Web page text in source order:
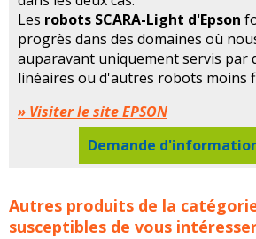
Les robots SCARA-Light d'Epson
progrès dans des domaines où
auparavant uniquement servis par
linéaires ou d'autres robots moins
» Visiter le site EPSON
Demande
Robots industriels SCARA-Light
familles de produits :epsonrobot
Autres produits de la
susceptibles de vous